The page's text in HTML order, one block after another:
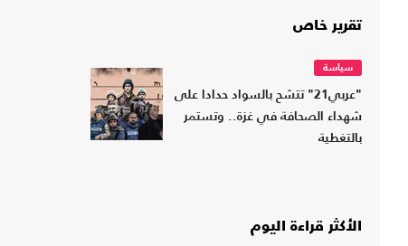
تقرير خاص
سياسة
"عربي21" تتشح بالسواد حدادا على
شهداء الصحافة في غزة.. وتستمر
بالتغطية
الأكثر قراءة اليوم